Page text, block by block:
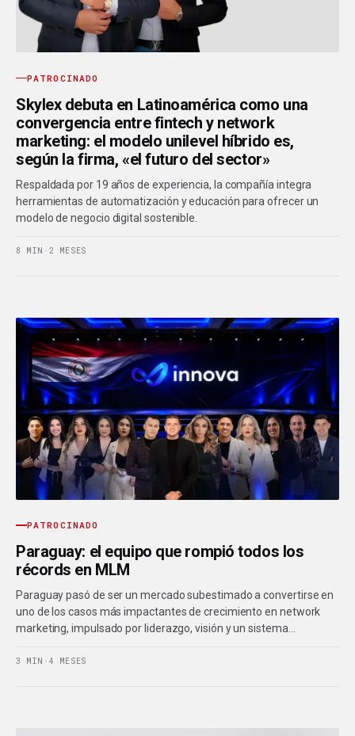
PATROCINADO
Skylex debuta en Latinoamérica como una
convergencia entre fintech y network
marketing: el modelo unilevel híbrido es,
según la firma, «el futuro del sector»
Respaldada por 19 años de experiencia, la compañía integra
herramientas de automatización y educación para ofrecer un
modelo de negocio digital sostenible.
8 MIN · 2 MESES
PATROCINADO
Paraguay: el equipo que rompió todos los
récords en MLM
Paraguay pasó de ser un mercado subestimado a convertirse en
uno de los casos más impactantes de crecimiento en network
marketing, impulsado por liderazgo, visión y un sistema…
3 MIN · 4 MESES